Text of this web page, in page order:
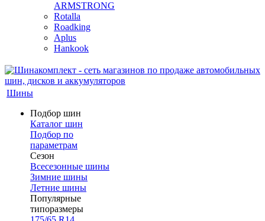
ARMSTRONG
Rotalla
Roadking
Aplus
Hankook
Шины
Подбор шин
Каталог шин
Подбор по
параметрам
Сезон
Всесезонные шины
Зимние шины
Летние шины
Популярные
типоразмеры